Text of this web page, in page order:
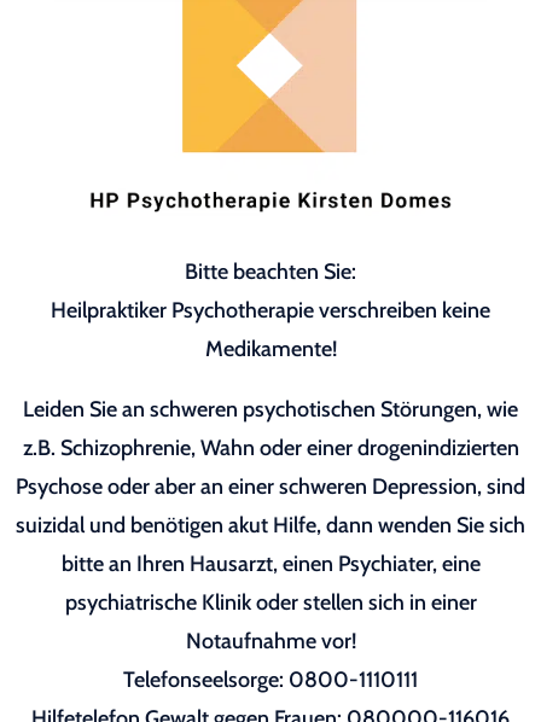
Bitte beachten Sie:
Heilpraktiker Psychotherapie verschreiben keine
Medikamente!
Leiden Sie an schweren psychotischen Störungen, wie
z.B. Schizophrenie, Wahn oder einer drogenindizierten
Psychose oder aber an einer schweren Depression, sind
suizidal und benötigen akut Hilfe, dann wenden Sie sich
bitte an Ihren Hausarzt, einen Psychiater, eine
psychiatrische Klinik oder stellen sich in einer
Notaufnahme vor!
Telefonseelsorge: 0800-1110111